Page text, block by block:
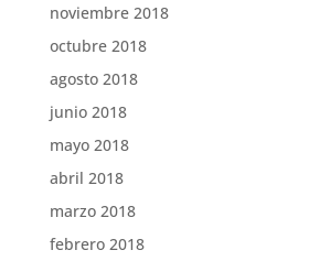
noviembre 2018
octubre 2018
agosto 2018
junio 2018
mayo 2018
abril 2018
marzo 2018
febrero 2018